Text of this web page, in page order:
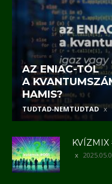
AZ ENIAC-TÓL
A
HAMIS?
TUDTAD-NEMTUDTAD
KVÍZMIX